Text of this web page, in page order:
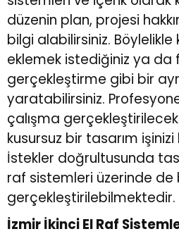
düzenin plan, projesi
bilgi alabilirsiniz. Böylelikle
eklemek istediğiniz ya da
gerçekleştirme gibi bir
yaratabilirsiniz.
çalışma
kusursuz bir tasarım
İstekler doğrultusunda
raf sistemleri üzerinde de
gerçekleştirilebilmektedir.
İzmir İkinci El Raf